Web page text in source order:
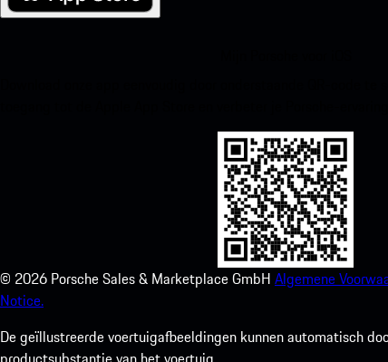
© 2026 Porsche Sales & Marketplace GmbH Algemene
Notice.
De geïllustreerde voertuigafbeeldingen kunnen automatisch